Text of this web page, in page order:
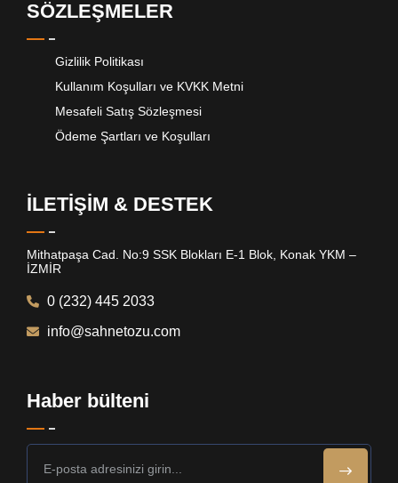
SÖZLEŞMELER
Gizlilik Politikası
Kullanım Koşulları ve KVKK Metni
Mesafeli Satış Sözleşmesi
Ödeme Şartları ve Koşulları
İLETİŞİM & DESTEK
Mithatpaşa Cad. No:9 SSK Blokları E-1 Blok, Konak YKM –
İZMİR
0 (232) 445 2033
info@sahnetozu.com
Haber bülteni